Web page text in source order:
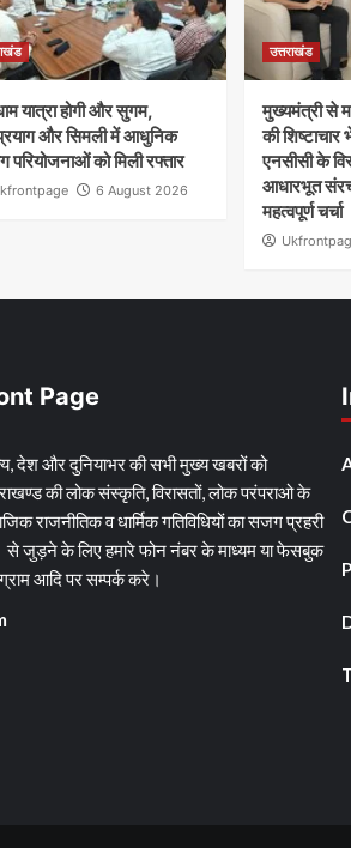
यात्रा होगी और सुगम,
और सिमली में आधुनिक
परियोजनाओं को मिली रफ्तार
6 August 2026
उत्तराखंड
मुख्यमंत्री से
की
एनसीसी के
आधारभूत
महत्वपूर्ण चर्चा
Page
देश और दुनियाभर की सभी मुख्य खबरों को
की लोक संस्कृति, विरासतों, लोक परंपराओ के
राजनीतिक व धार्मिक गतिविधियों का सजग प्रहरी
से जुड़ने के लिए हमारे फोन नंबर के माध्यम या फेसबुक
आदि पर सम्पर्क करे।